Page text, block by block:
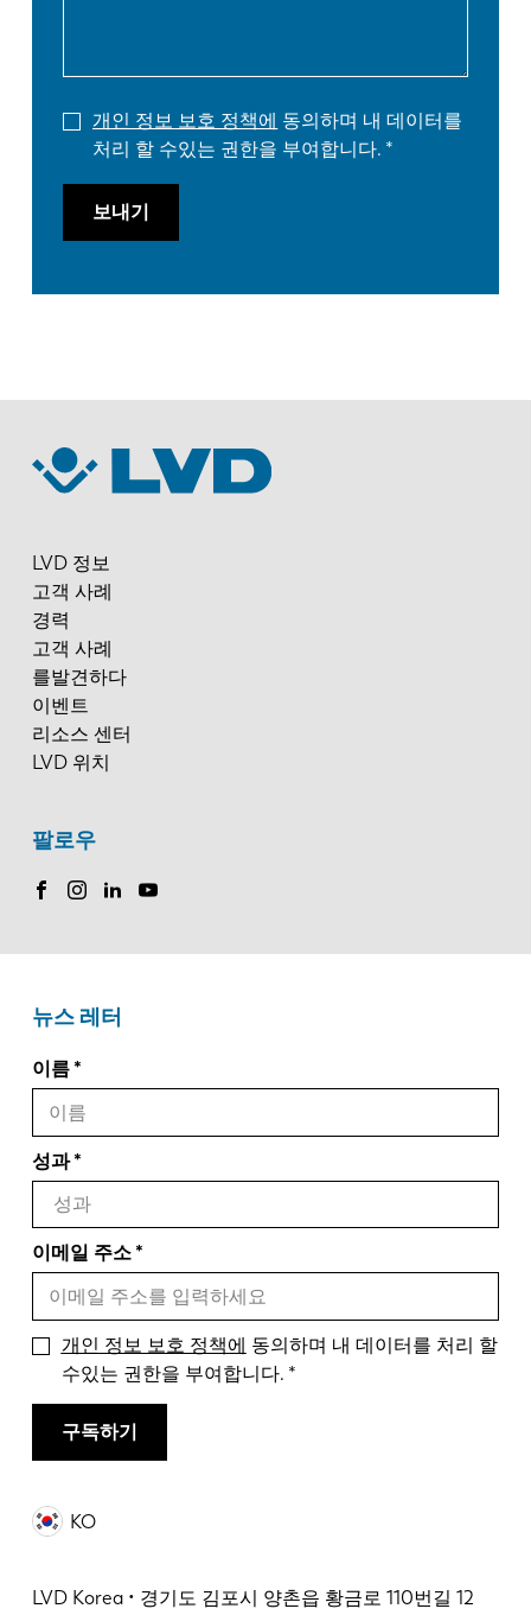
개인 정보 보호 정책에 동의하며 내 데이터를
처리 할 수있는 권한을 부여합니다.
보내기
LVD 정보
고객 사례
경력
고객 사례
를발견하다
이벤트
리소스 센터
LVD 위치
팔로우
KO
LVD Korea • 경기도 김포시 양촌읍 황금로 110번길 12
뉴스 레터
이름
성과
이메일 주소
개인 정보 보호 정책에 동의하며 내 데이터를 처리 할
수있는 권한을 부여합니다.
구독하기